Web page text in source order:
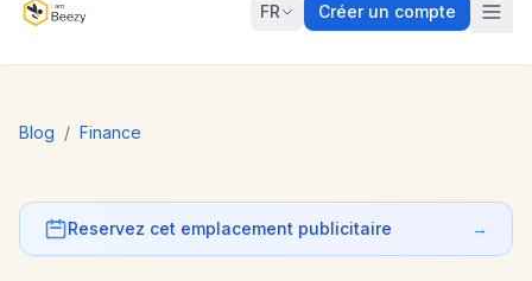
FR Créer un compte
Blog / Finance
Reservez cet emplacement publicitaire →